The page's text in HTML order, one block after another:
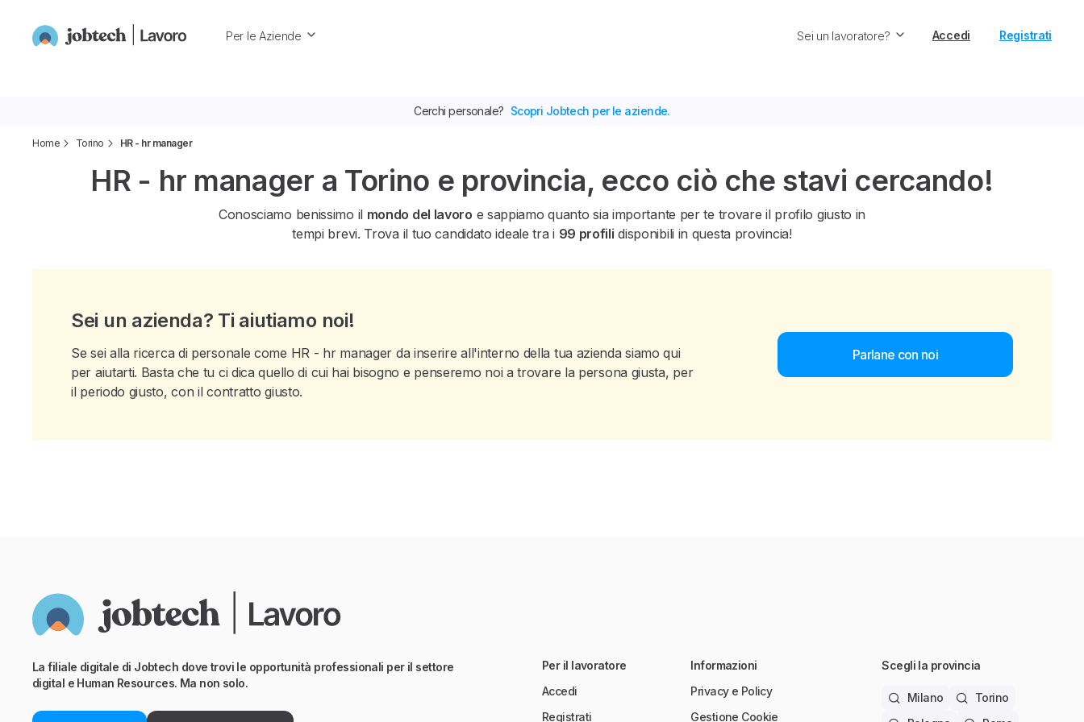
Per le Aziende Sei un lavoratore? Accedi Registrati
Home Torino HR - hr manager
HR - hr manager a Torino e provincia, ecco ciò che stavi cercando!
Conosciamo benissimo il mondo del lavoro e sappiamo quanto sia importante per te trovare il profilo giusto in
tempi brevi. Trova il tuo candidato ideale tra i 99 profili disponibili in questa provincia!
Sei un azienda? Ti aiutiamo noi!
Se sei alla ricerca di personale come HR - hr manager da inserire all'interno della tua azienda siamo qui
per aiutarti. Basta che tu ci dica quello di cui hai bisogno e penseremo noi a trovare la persona giusta, per
il periodo giusto, con il contratto giusto.
Parlane con noi
Cerchi personale? Scopri Jobtech per le aziende.
La filiale digitale di Jobtech dove trovi le opportunità professionali per il settore
digital e Human Resources. Ma non solo.
Per il lavoratore
Accedi
Registrati
Informazioni
Privacy e Policy
Gestione Cookie
Scegli la provincia
Milano
Torino